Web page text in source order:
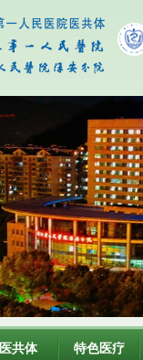
医共体 特色医疗